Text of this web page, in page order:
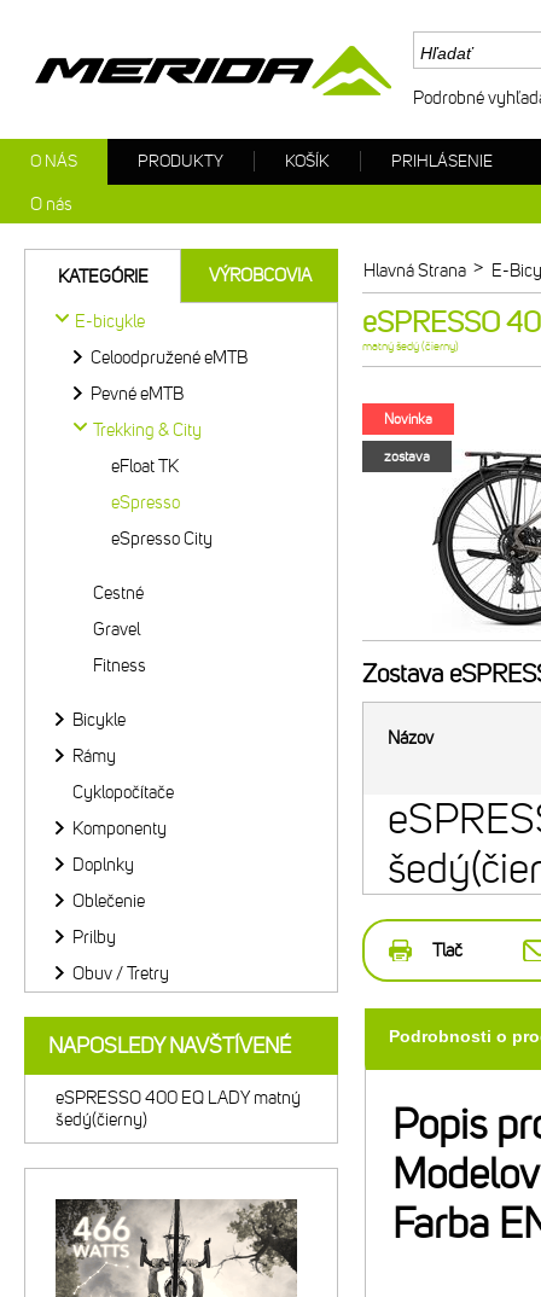
Hlavná Strana > E-
eSPRESSO
matný šedý (čierny)
Novinka
zostava
Zostava
Názov
Tlač
Podrobnosti o
Popis
Farba
KATEGÓRIE VÝROBCOVIA
E-bicykle
Celoodpružené eMTB
Pevné eMTB
Trekking & City
eFloat TK
eSpresso
eSpresso City
Cestné
Gravel
Fitness
Bicykle
Rámy
Cyklopočítače
Komponenty
Doplnky
Oblečenie
Prilby
Obuv / Tretry
NAPOSLEDY NAVŠTÍVENÉ
eSPRESSO 400 EQ LADY matný
šedý(čierny)
Podrobné
O NÁS
O nás
PRODUKTY KOŠÍK PRIHLÁSENIE